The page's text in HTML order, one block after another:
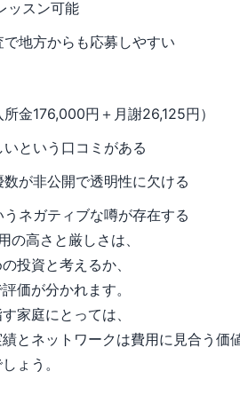
ッスン可能
地方からも応募しやすい
金176,000円＋月謝26,125円）
という口コミがある
が非公開で透明性に欠ける
うネガティブな噂が存在する
の高さと厳しさは、
投資と考えるか、
価が分かれます。
家庭にとっては、
とネットワークは費用に見合う価
ょう。